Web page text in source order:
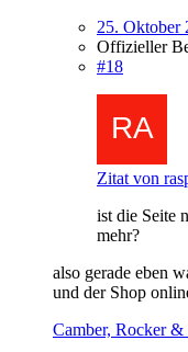
25. Oktober
Offizieller
#18
Zitat von
ist die Seite
mehr?
also gerade eben
und der Shop
Camber, Rocker